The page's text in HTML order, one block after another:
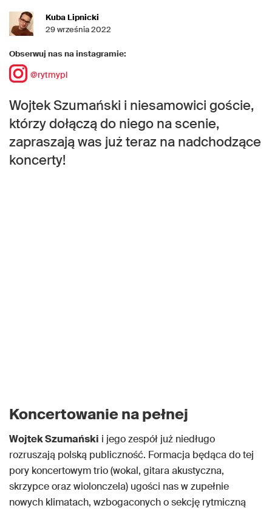
Kuba Lipnicki
29 września 2022
Obserwuj nas na instagramie:
@rytmypl
Wojtek Szumański i niesamowici goście,
którzy dołączą do niego na scenie,
zapraszają was już teraz na nadchodzące
koncerty!
Koncertowanie na pełnej
Wojtek Szumański i jego zespół już niedługo
rozruszają polską publiczność. Formacja będąca do tej
pory koncertowym trio (wokal, gitara akustyczna,
skrzypce oraz wiolonczela) ugości nas w zupełnie
nowych klimatach, wzbogaconych o sekcję rytmiczną